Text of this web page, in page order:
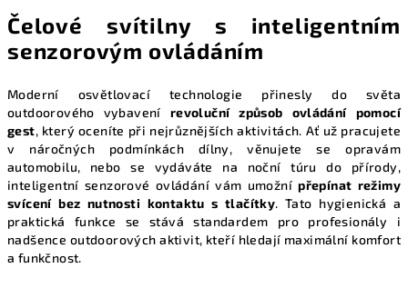
á
a
c
í
p
r
v
k
y
Čelové svítilny s inteligentním
senzorovým ovládáním
Moderní osvětlovací technologie přinesly do světa
outdoorového vybavení revoluční způsob ovládání pomocí
gest, který oceníte při nejrůznějších aktivitách. Ať už pracujete
v náročných podmínkách dílny, věnujete se opravám
automobilu, nebo se vydáváte na noční túru do přírody,
inteligentní senzorové ovládání vám umožnípřepínat režimy
svícení bez nutnosti kontaktu s tlačítky. Tato hygienická a
praktická funkce se stává standardem pro profesionály i
nadšence outdoorových aktivit, kteří hledají maximální komfort
a funkčnost.